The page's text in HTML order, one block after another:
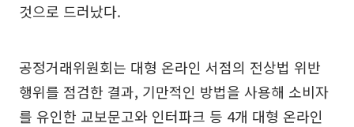
것으로 드러났다.
공정거래위원회는 대형 온라인 서점의 전상법 위반
행위를 점검한 결과, 기만적인 방법을 사용해 소비자
를 유인한 교보문고와 인터파크 등 4개 대형 온라인